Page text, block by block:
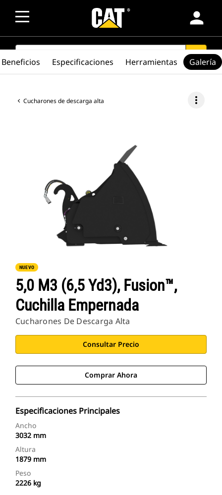
person
SEARCH search
Cucharones de descarga alta more_vert
NUEVO
5,0 M3 (6,5 Yd3), Fusion™,
Cuchilla Empernada
Cucharones De Descarga Alta
Consultar Precio
Comprar Ahora
Especificaciones Principales
Ancho
3032 mm
Altura
1879 mm
Peso
2226 kg
Beneficios Especificaciones Herramientas Galería